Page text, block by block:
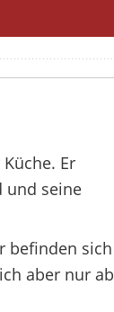
Er
und seine
befinden sich
aber nur ab